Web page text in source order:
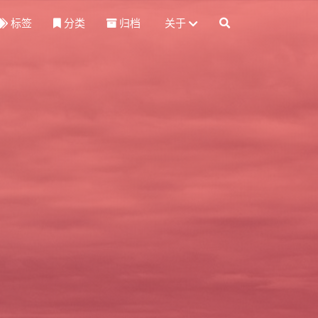
标签 分类 归档 关于